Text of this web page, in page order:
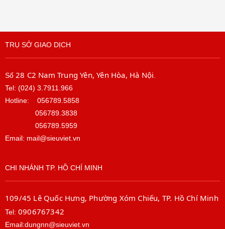
TRỤ SỞ GIAO DỊCH
Số 28 C2 Nam Trung Yên, Yên Hòa, Hà Nội
Tel: (024) 3.7911.966
Hotline: 056789.5858
056789.3838
056789.5959
Email: mail@sieuviet.vn
CHI NHÁNH TP. HỒ CHÍ MINH
109/45 Lê Quốc Hưng, Phường Xóm Chiếu, TP. Hồ Chí Minh
Tel: 0906767342
Email:dungnn@sieuviet.vn